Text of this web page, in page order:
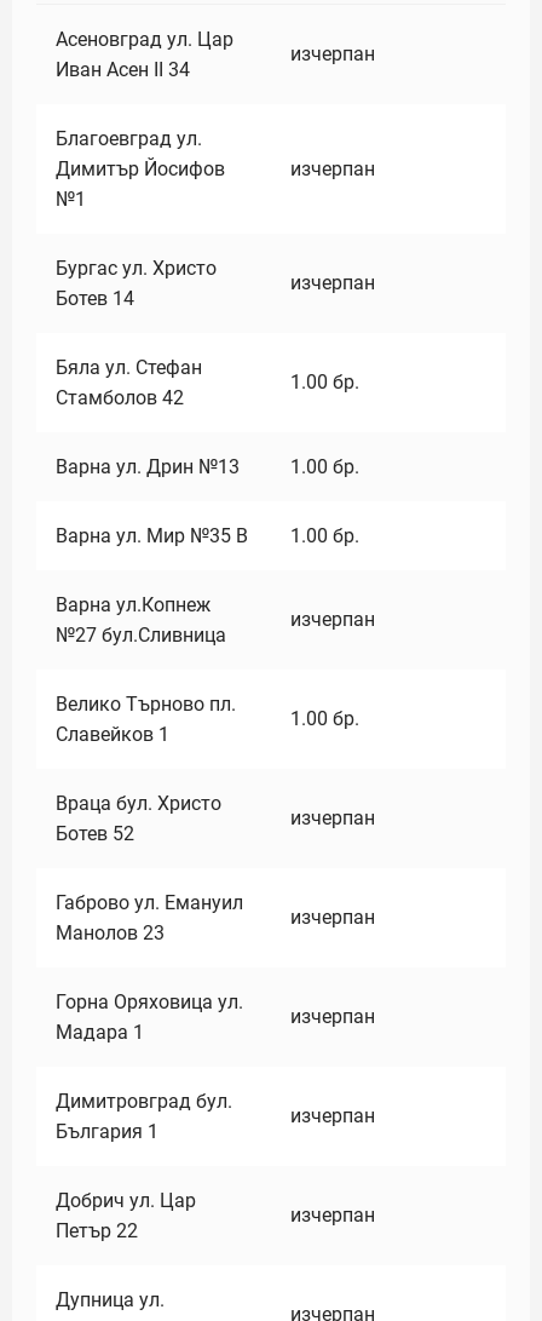
Асеновград ул. Цар
Иван Асен II 34
изчерпан
Благоевград ул.
Димитър Йосифов
№1
изчерпан
Бургас ул. Христо
Ботев 14
изчерпан
Бяла ул. Стефан
Стамболов 42
1.00 бр.
Варна ул. Дрин №13 1.00 бр.
Варна ул. Мир №35 В 1.00 бр.
Варна ул.Копнеж
№27 бул.Сливница
изчерпан
Велико Търново пл.
Славейков 1
1.00 бр.
Враца бул. Христо
Ботев 52
изчерпан
Габрово ул. Емануил
Манолов 23
изчерпан
Горна Оряховица ул.
Мадара 1
изчерпан
Димитровград бул.
България 1
изчерпан
Добрич ул. Цар
Петър 22
изчерпан
Дупница ул.
изчерпан